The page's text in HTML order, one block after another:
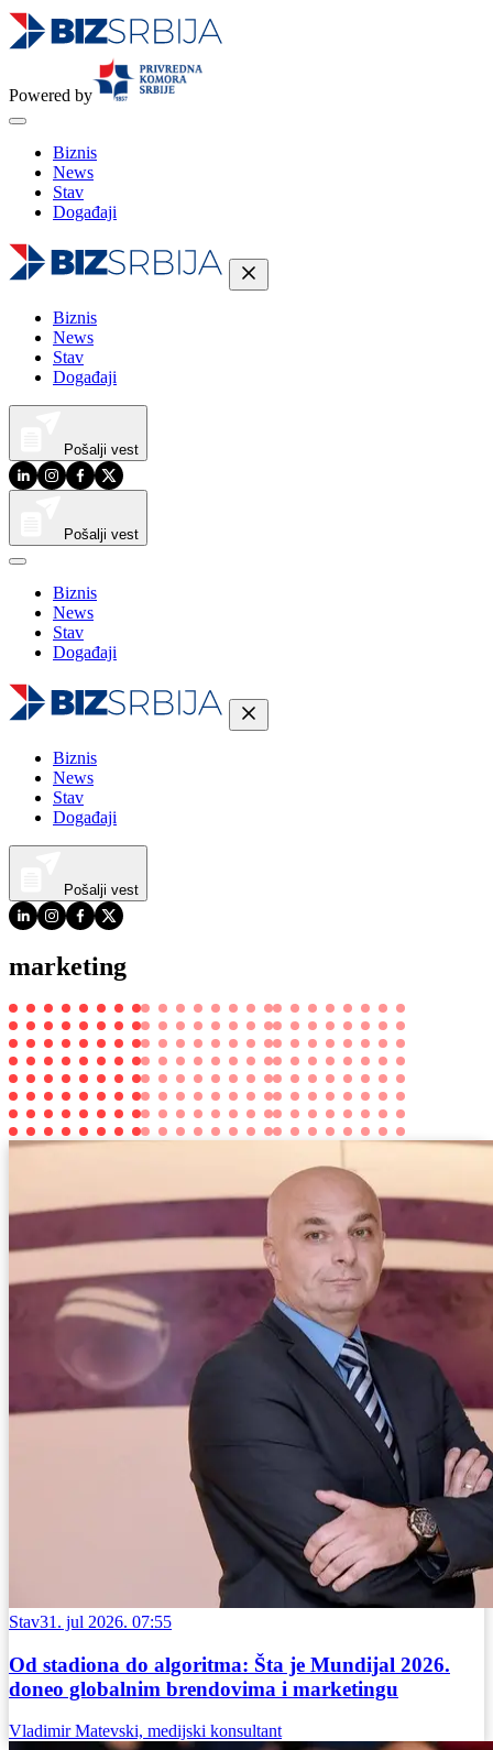
Powered by
Biznis
News
Stav
Događaji
Biznis
News
Stav
Događaji
Pošalji vest
Pošalji vest
Biznis
News
Stav
Događaji
Biznis
News
Stav
Događaji
Pošalji vest
marketing
Stav31. jul 2026. 07:55
Od stadiona do algoritma: Šta je Mundijal 2026.
doneo globalnim brendovima i marketingu
Vladimir Matevski, medijski konsultant